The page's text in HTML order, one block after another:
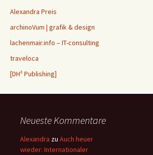
Alexandra Preis
archinoVum | grafik & design
lachenmair.info – IT-consulting
traveloca
[DH² Publishing]
Neueste Kommentare
Alexandra zu Auch heuer
wieder: Internationaler